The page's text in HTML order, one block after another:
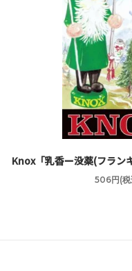
Knox「乳香ー没薬(フラン
506円(税